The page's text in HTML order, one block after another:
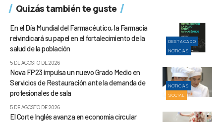
Quizás también te guste
DESTACADO
NOTICIAS
En el Día Mundial del Farmacéutico, la Farmacia
reivindicará su papel en el fortalecimiento de la
salud de la población
5 DE AGOSTO DE 2026
NOTICIAS
SOCIAL
Nova FP23 impulsa un nuevo Grado Medio en
Servicios de Restauración ante la demanda de
profesionales de sala
5 DE AGOSTO DE 2026
El Corte Inglés avanza en economía circular